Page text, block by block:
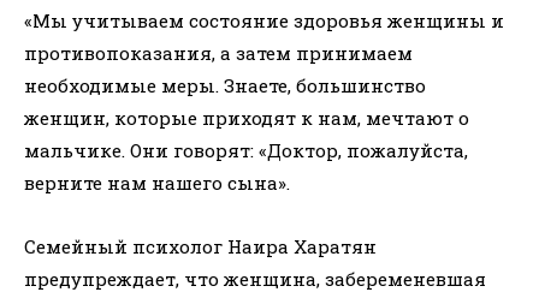
«Мы учитываем состояние здоровья женщины и
противопоказания, а затем принимаем
необходимые меры. Знаете, большинство
женщин, которые приходят к нам, мечтают о
мальчике. Они говорят: «Доктор, пожалуйста,
верните нам нашего сына».
Семейный психолог Наира Харатян
предупреждает, что женщина, забеременевшая